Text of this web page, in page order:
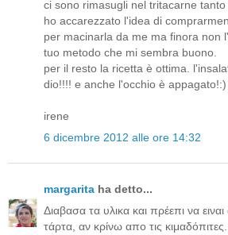
ci sono rimasugli nel tritacarne
ho accarezzato l'idea di
per macinarla da me ma finora non
tuo metodo che mi sembra buono.
per il resto la ricetta è ottima.
dio!!!! e anche l'occhio è appagato!:)
irene
6 dicembre 2012 alle ore 14:32
margarita ha detto...
Διαβασα τα υλικα και πρέεπι να
τάρτα, αν κρίνω απο τις κιμαδόπιτες...